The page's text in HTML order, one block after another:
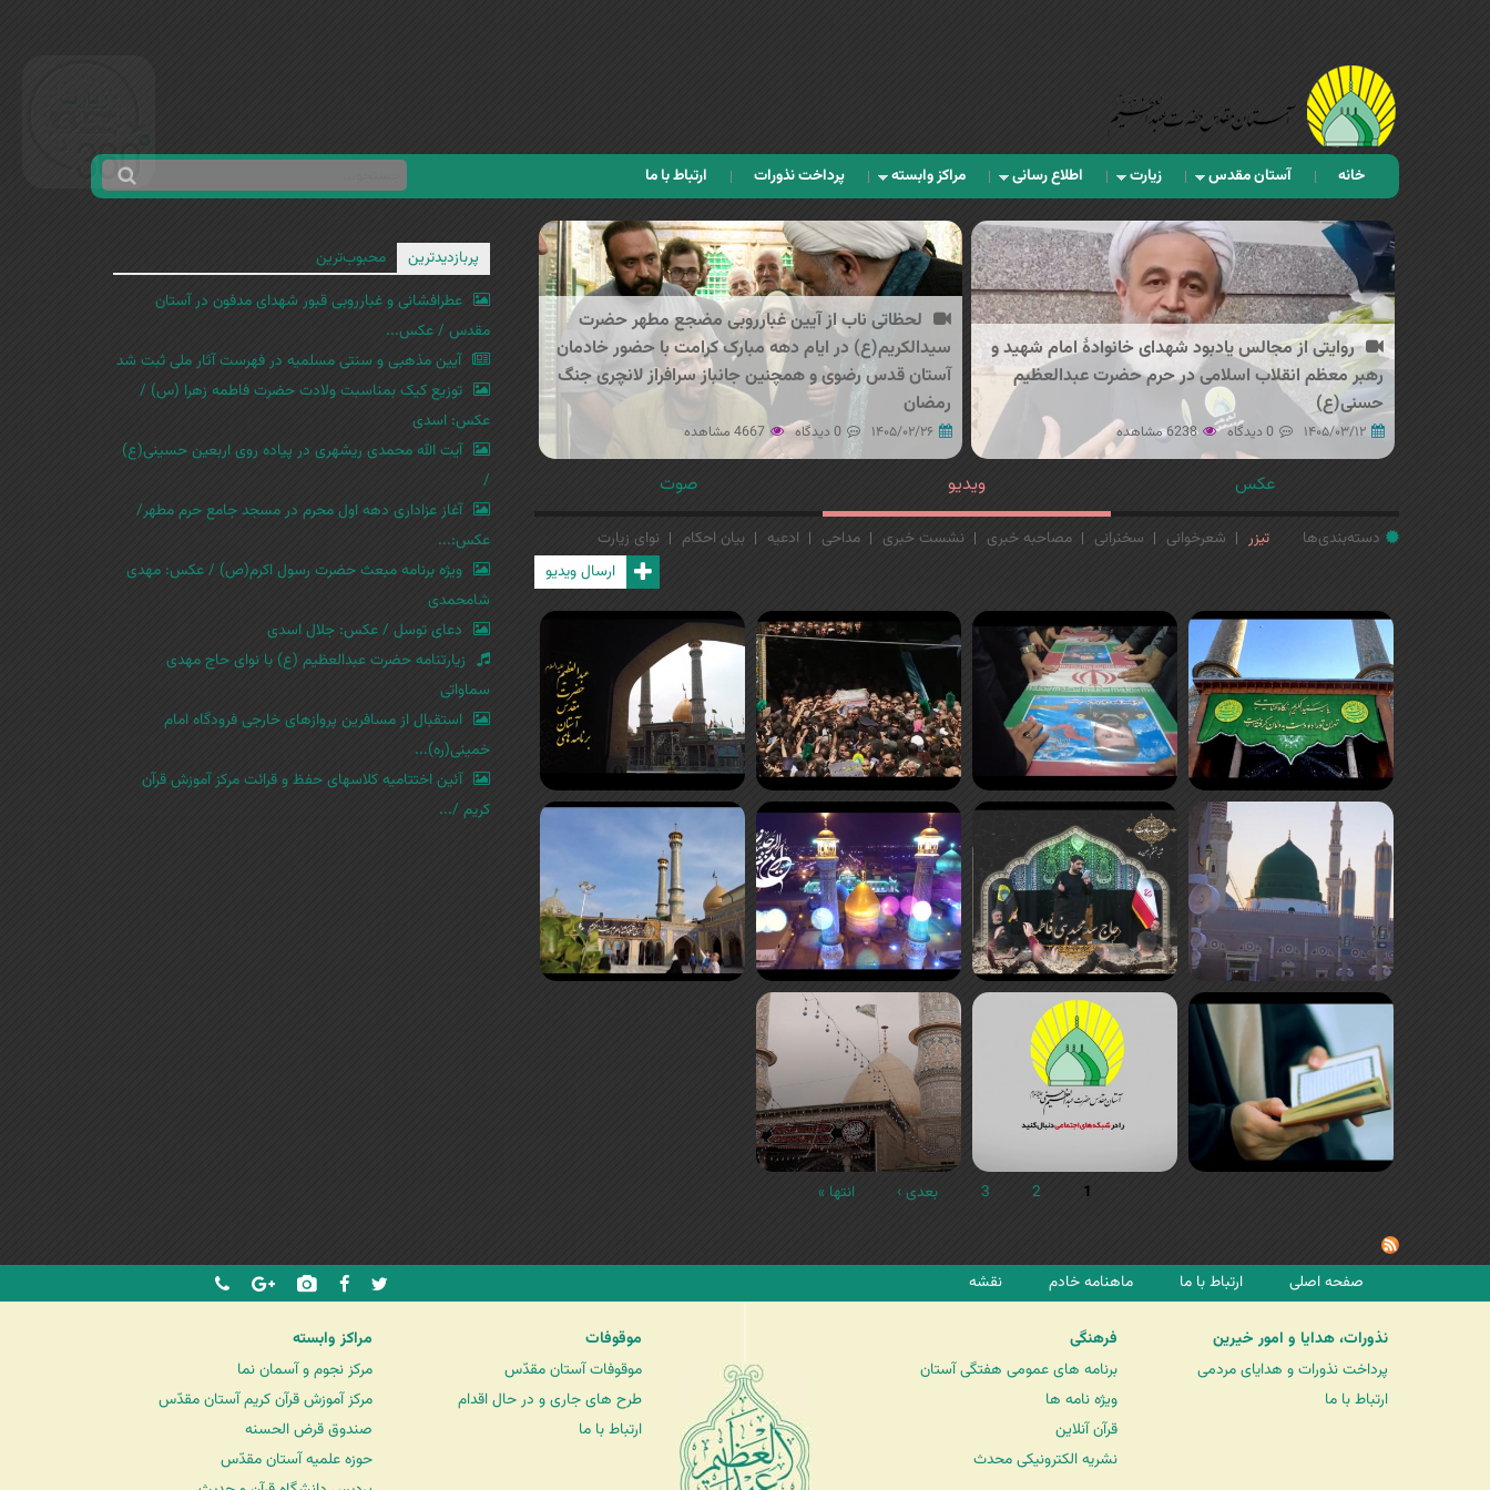
خانه آستان مقدس زیارت اطلاع رسانی مراکز وابسته پرداخت نذورات ارتباط با ما
ف
س
ت
ج
و
س
روایتی از مجالس یادبود شهدای خانوادهٔ امام شهید و
رهبر معظم انقلاب اسلامی در حرم حضرت عبدالعظیم
حسنی(ع)
۱۴۰۵/۰۳/۱۲ 0 دیدگاه 6238 مشاهده
لحظاتی ناب از آیین غبارروبی مضجع مطهر حضرت
سیدالکریم(ع) در ایام دهه مبارک کرامت با حضور خادمان
آستان قدس رضوی و همچنین جانباز سرافراز لانچری جنگ
رمضان
۱۴۰۵/۰۲/۲۶ 0 دیدگاه 4667 مشاهده
عکس ویدیو صوت
دسته‌بندی‌ها تیزر شعرخوانی سخنرانی مصاحبه خبری نشست خبری مداحی ادعیه بیان احکام
نوای زیارت
ارسال ویدیو
ص
ف
ح
ه
1
2
3 بعدی › انتها »
پربازدیدترین
محبوب‌ترین
عطرافشانی و غبارروبی قبور شهدای مدفون در آستان
مقدس / عکس...
آیین مذهبی و سنتی مسلمیه در فهرست آثار ملی ثبت شد
توزیع کیک بمناسبت ولادت حضرت فاطمه زهرا (س) /
عکس: اسدی
آیت الله محمدی ریشهری در پیاده روی اربعین حسینی(ع)
/
آغاز عزاداری دهه اول محرم در مسجد جامع حرم مطهر/
عکس:...
ویژه برنامه مبعث حضرت رسول اکرم(ص) / عکس: مهدی
شامحمدی
دعای توسل / عکس: جلال اسدی
زیارتنامه حضرت عبدالعظیم (ع) با نوای حاج مهدی
سماواتی
استقبال از مسافرین پروازهای خارجی فرودگاه امام
خمینی(ره)...
آئین اختتامیه کلاسهای حفظ و قرائت مرکز آموزش قرآن
کریم /...
صفحه اصلی ارتباط با ما ماهنامه خادم نقشه
نذورات، هدایا و امور خیرین
پرداخت نذورات و هدایای مردمی
ارتباط با ما
فرهنگی
برنامه های عمومی هفتگی آستان
ویژه نامه ها
قرآن آنلاین
نشریه الکترونیکی محدث
موقوفات
موقوفات آستان مقدّس
طرح های جاری و در حال اقدام
ارتباط با ما
مراکز وابسته
مرکز نجوم و آسمان نما
مرکز آموزش قرآن کریم آستان مقدّس
صندوق قرض الحسنه
حوزه علمیه آستان مقدّس